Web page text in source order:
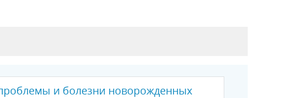
и болезни новорожденных